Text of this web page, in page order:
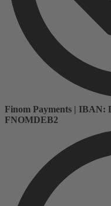
Finom Payments | IBAN:
FNOMDEB2